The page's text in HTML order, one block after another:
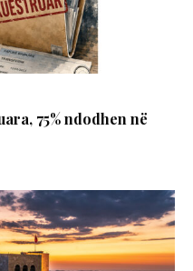
75% ndodhen në